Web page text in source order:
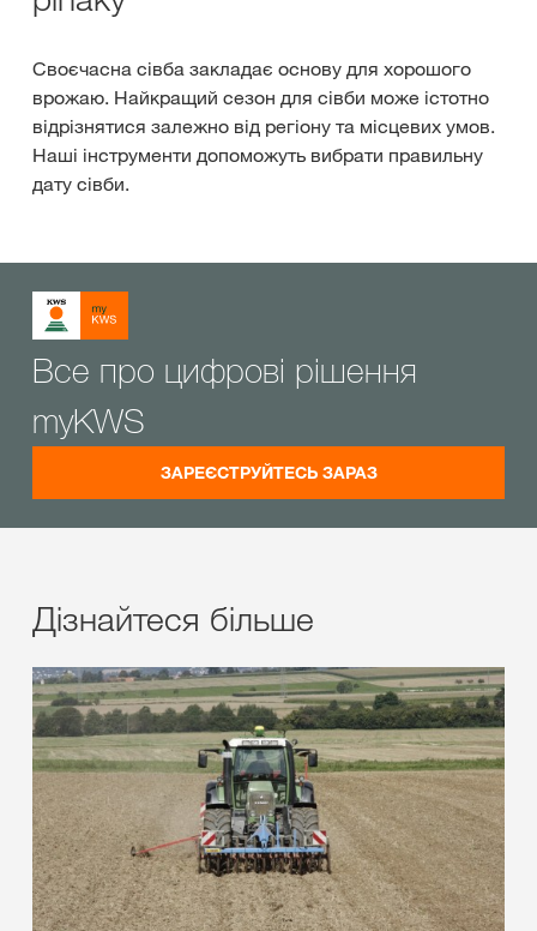
Своєчасна сівба закладає основу для хорошого
врожаю. Найкращий сезон для сівби може істотно
відрізнятися залежно від регіону та місцевих умов.
Наші інструменти допоможуть вибрати правильну
дату сівби.
Все про цифрові рішення
myKWS
ЗАРЕЄСТРУЙТЕСЬ ЗАРАЗ
Дізнайтеся більше